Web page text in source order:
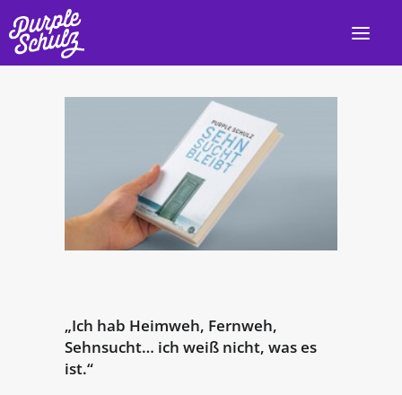
PROGRAMM
PRESSE/INFO
KONTAKT
„Ich hab Heimweh, Fernweh,
Sehnsucht… ich weiß nicht, was es
ist.“